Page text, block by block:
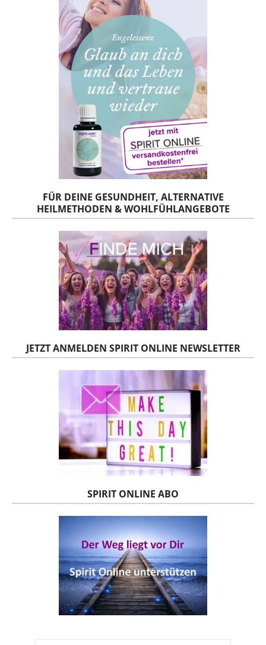
FÜR DEINE GESUNDHEIT, ALTERNATIVE
HEILMETHODEN & WOHLFÜHLANGEBOTE
JETZT ANMELDEN SPIRIT ONLINE NEWSLETTER
SPIRIT ONLINE ABO